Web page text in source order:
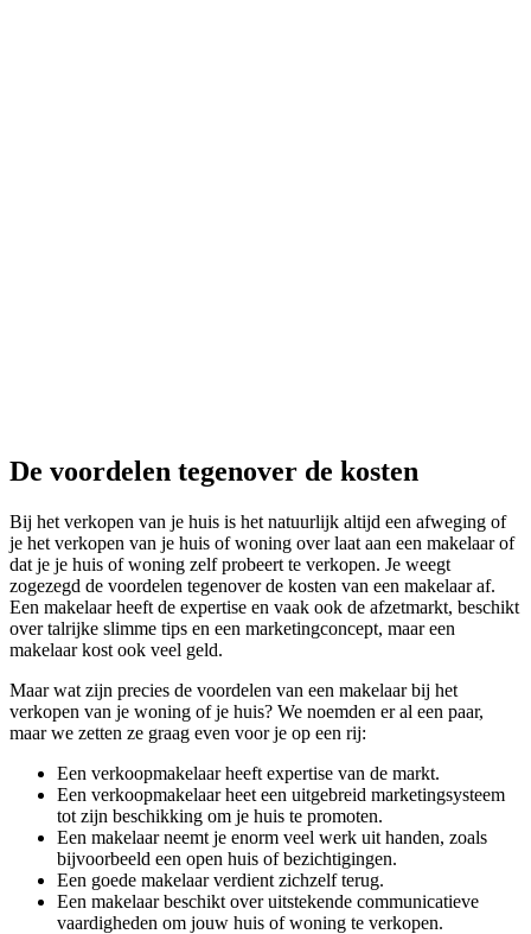
De voordelen tegenover de kosten
Bij het verkopen van je huis is het natuurlijk altijd een afweging of
je het verkopen van je huis of woning over laat aan een makelaar of
dat je je huis of woning zelf probeert te verkopen. Je weegt
zogezegd de voordelen tegenover de kosten van een makelaar af.
Een makelaar heeft de expertise en vaak ook de afzetmarkt, beschikt
over talrijke slimme tips en een marketingconcept, maar een
makelaar kost ook veel geld.
Maar wat zijn precies de voordelen van een makelaar bij het
verkopen van je woning of je huis? We noemden er al een paar,
maar we zetten ze graag even voor je op een rij:
Een verkoopmakelaar heeft expertise van de markt.
Een verkoopmakelaar heet een uitgebreid marketingsysteem
tot zijn beschikking om je huis te promoten.
Een makelaar neemt je enorm veel werk uit handen, zoals
bijvoorbeeld een open huis of bezichtigingen.
Een goede makelaar verdient zichzelf terug.
Een makelaar beschikt over uitstekende communicatieve
vaardigheden om jouw huis of woning te verkopen.